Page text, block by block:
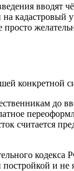
вводят
кадастровый
просто
конкретной
до
считается
кодекса
и не